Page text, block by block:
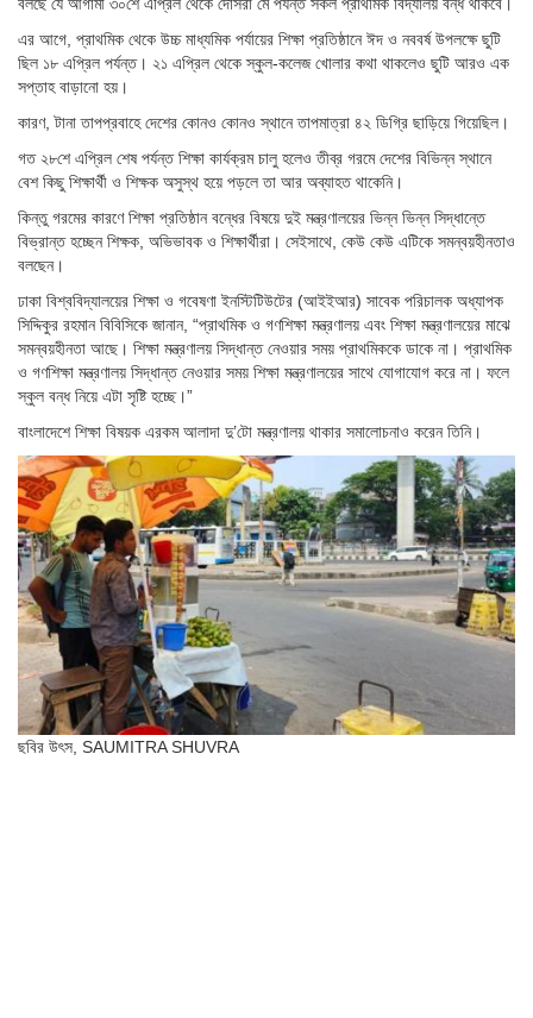
বলছে যে আগামী ৩০শে এপ্রিল থেকে দোসরা মে পর্যন্ত সকল প্রাথমিক বিদ্যালয় বন্ধ থাকবে।
এর আগে, প্রাথমিক থেকে উচ্চ মাধ্যমিক পর্যায়ের শিক্ষা প্রতিষ্ঠানে ঈদ ও নববর্ষ উপলক্ষে ছুটি
ছিল ১৮ এপ্রিল পর্যন্ত। ২১ এপ্রিল থেকে স্কুল-কলেজ খোলার কথা থাকলেও ছুটি আরও এক
সপ্তাহ বাড়ানো হয়।
কারণ, টানা তাপপ্রবাহে দেশের কোনও কোনও স্থানে তাপমাত্রা ৪২ ডিগ্রি ছাড়িয়ে গিয়েছিল।
গত ২৮শে এপ্রিল শেষ পর্যন্ত শিক্ষা কার্যক্রম চালু হলেও তীব্র গরমে দেশের বিভিন্ন স্থানে
বেশ কিছু শিক্ষার্থী ও শিক্ষক অসুস্থ হয়ে পড়লে তা আর অব্যাহত থাকেনি।
কিন্তু গরমের কারণে শিক্ষা প্রতিষ্ঠান বন্ধের বিষয়ে দুই মন্ত্রণালয়ের ভিন্ন ভিন্ন সিদ্ধান্তে
বিভ্রান্ত হচ্ছেন শিক্ষক, অভিভাবক ও শিক্ষার্থীরা। সেইসাথে, কেউ কেউ এটিকে সমন্বয়হীনতাও
বলছেন।
ঢাকা বিশ্ববিদ্যালয়ের শিক্ষা ও গবেষণা ইনস্টিটিউটের (আইইআর) সাবেক পরিচালক অধ্যাপক
সিদ্দিকুর রহমান বিবিসিকে জানান, “প্রাথমিক ও গণশিক্ষা মন্ত্রণালয় এবং শিক্ষা মন্ত্রণালয়ের মাঝে
সমন্বয়হীনতা আছে। শিক্ষা মন্ত্রণালয় সিদ্ধান্ত নেওয়ার সময় প্রাথমিককে ডাকে না। প্রাথমিক
ও গণশিক্ষা মন্ত্রণালয় সিদ্ধান্ত নেওয়ার সময় শিক্ষা মন্ত্রণালয়ের সাথে যোগাযোগ করে না। ফলে
স্কুল বন্ধ নিয়ে এটা সৃষ্টি হচ্ছে।”
বাংলাদেশে শিক্ষা বিষয়ক এরকম আলাদা দু’টো মন্ত্রণালয় থাকার সমালোচনাও করেন তিনি।
ছবির উৎস, SAUMITRA SHUVRA